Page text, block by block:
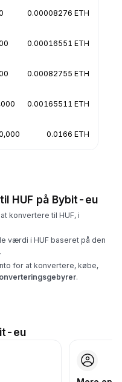
0.00008276 ETH
0.00016551 ETH
0.00082755 ETH
0.00165511 ETH
0.0166 ETH
HUF på Bybit-eu
konvertere til HUF, i
værdi i HUF baseret på den
for at konvertere, købe,
.
eu